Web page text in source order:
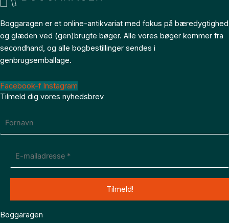
Boggaragen er et online-antikvariat med fokus på bæredygtighed
og glæden ved (gen)brugte bøger. Alle vores bøger kommer fra
secondhand, og alle bogbestillinger sendes i
genbrugsemballage.
Facebook-f Instagram
Tilmeld dig vores nyhedsbrev
Boggaragen